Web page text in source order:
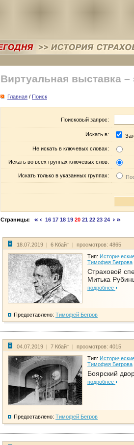
Виртуальная выставка –
Главная / Поиск
Поисковый запрос:
Искать в:
Не искать в ключевых словах:
Искать во всех группах ключевых слов:
Искать только в указанных группах:
Страницы: 16 17 18 19 20 21 22 23 24
18.07.2019 | 6 Кбайт | просмотров: 4865
Тип:
Тимофея Бегрова
Страховой
Митька
подробнее
Предоставлено: Тимофей Бегров
04.07.2019 | 7 Кбайт | просмотров: 4015
Тип:
Тимофея Бегрова
Боярский
подробнее
Предоставлено: Тимофей Бегров